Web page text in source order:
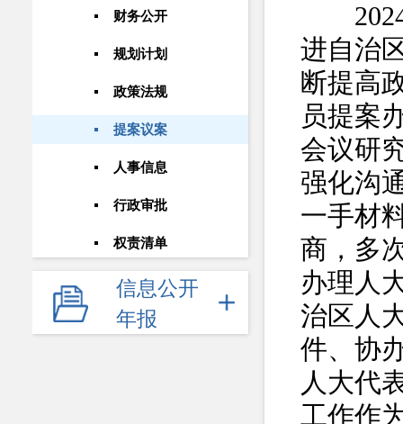
财务公开
规划计划
政策法规
提案议案
人事信息
行政审批
权责清单
信息公开
年报
2024
进自治
断提高
员提案
会议研
强化沟
一手材
商，多
办理人
治区人
件、协
人大代
工作作